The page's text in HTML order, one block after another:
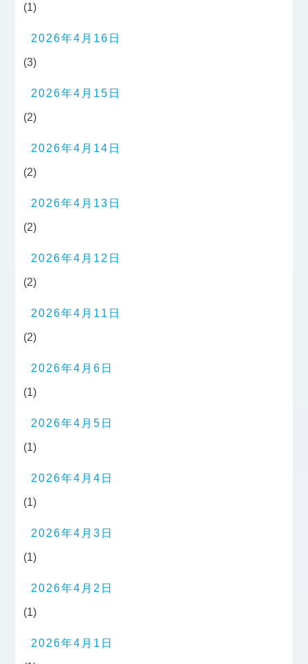
(1)
2026年4月16日
(3)
2026年4月15日
(2)
2026年4月14日
(2)
2026年4月13日
(2)
2026年4月12日
(2)
2026年4月11日
(2)
2026年4月6日
(1)
2026年4月5日
(1)
2026年4月4日
(1)
2026年4月3日
(1)
2026年4月2日
(1)
2026年4月1日